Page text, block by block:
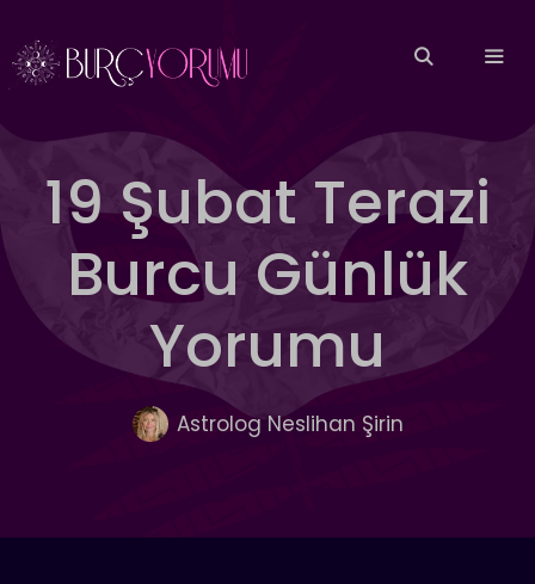
atla
19 Şubat Terazi
Burcu Günlük
Yorumu
Astrolog Neslihan Şirin